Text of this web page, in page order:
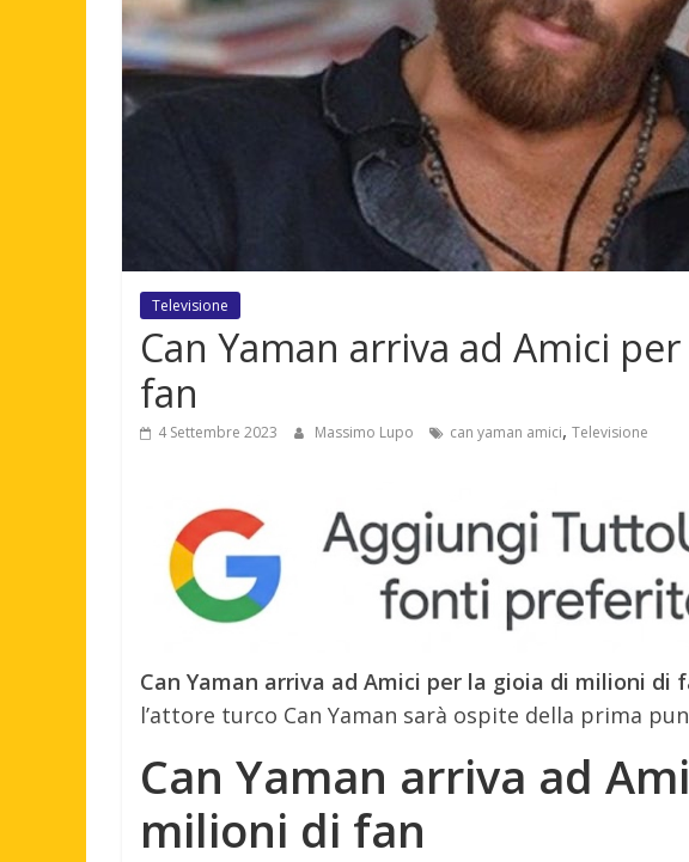
Televisione
Can Yaman arriva ad Amici
fan
4 Settembre 2023 Massimo Lupo can yaman amici, Televisione
Can Yaman arriva ad Amici per la gioia di milioni di
l’attore turco Can Yaman sarà ospite della prima
Can Yaman arriva ad
milioni di fan